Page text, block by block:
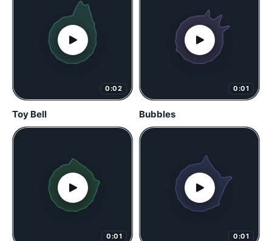
0:02
Toy Bell
0:01
Bubbles
0:01 0:01